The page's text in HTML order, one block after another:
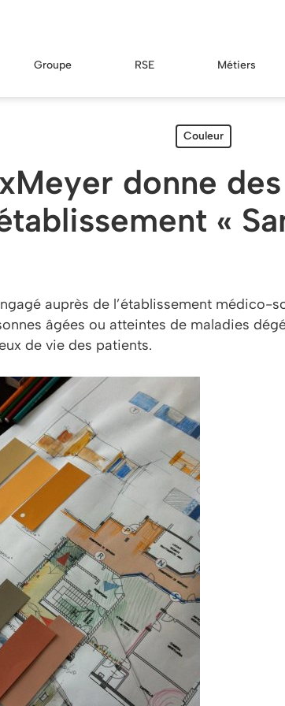
Groupe RSE Métiers
Couleur
donne
«
auprès de l’établissement médico-
âgées ou atteintes de maladies
de vie des patients.